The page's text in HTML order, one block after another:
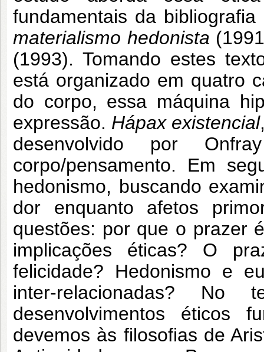
fundamentais da
materialismo hedonista
(1993). Tomando estes
está organizado em quatro
do corpo, essa máquina
expressão. Hápax existencial
desenvolvido por
corpo/pensamento. Em
hedonismo, buscando
dor enquanto afetos
questões: por que o prazer
implicações éticas? O
felicidade? Hedonismo e
inter-relacionadas? No
desenvolvimentos éticos
devemos às filosofias de